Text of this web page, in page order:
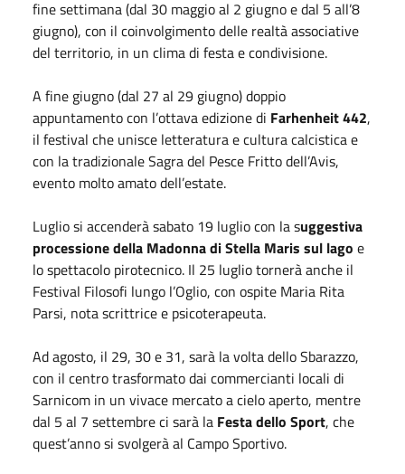
fine settimana (dal 30 maggio al 2 giugno e dal 5 all’8
giugno), con il coinvolgimento delle realtà associative
del territorio, in un clima di festa e condivisione.
A fine giugno (dal 27 al 29 giugno) doppio
appuntamento con l’ottava edizione di Farhenheit 442,
il festival che unisce letteratura e cultura calcistica e
con la tradizionale Sagra del Pesce Fritto dell’Avis,
evento molto amato dell’estate.
Luglio si accenderà sabato 19 luglio con la suggestiva
processione della Madonna di Stella Maris sul lago e
lo spettacolo pirotecnico. Il 25 luglio tornerà anche il
Festival Filosofi lungo l’Oglio, con ospite Maria Rita
Parsi, nota scrittrice e psicoterapeuta.
Ad agosto, il 29, 30 e 31, sarà la volta dello Sbarazzo,
con il centro trasformato dai commercianti locali di
Sarnicom in un vivace mercato a cielo aperto, mentre
dal 5 al 7 settembre ci sarà la Festa dello Sport, che
quest’anno si svolgerà al Campo Sportivo.